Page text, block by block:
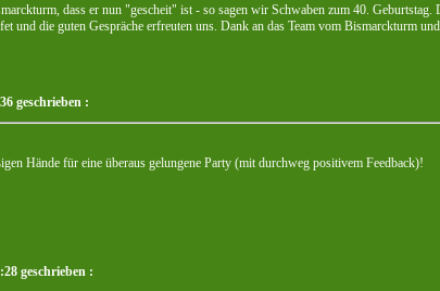
dass er nun "gescheit" ist - so sagen wir Schwaben zum 40. Geburtstag.
und die guten Gespräche erfreuten uns. Dank an das Team vom Bismarckturm
geschrieben :
Hände für eine überaus gelungene Party (mit durchweg positivem Feedback)!
geschrieben :